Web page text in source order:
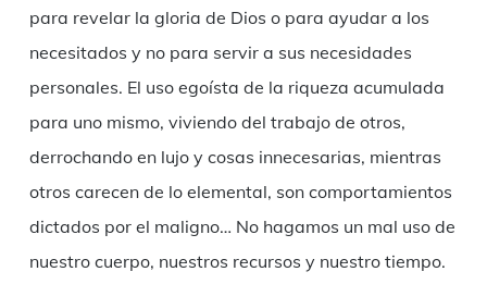
para revelar la gloria de Dios o para ayudar a los
necesitados y no para servir a sus necesidades
personales. El uso egoísta de la riqueza acumulada
para uno mismo, viviendo del trabajo de otros,
derrochando en lujo y cosas innecesarias, mientras
otros carecen de lo elemental, son comportamientos
dictados por el maligno… No hagamos un mal uso de
nuestro cuerpo, nuestros recursos y nuestro tiempo.